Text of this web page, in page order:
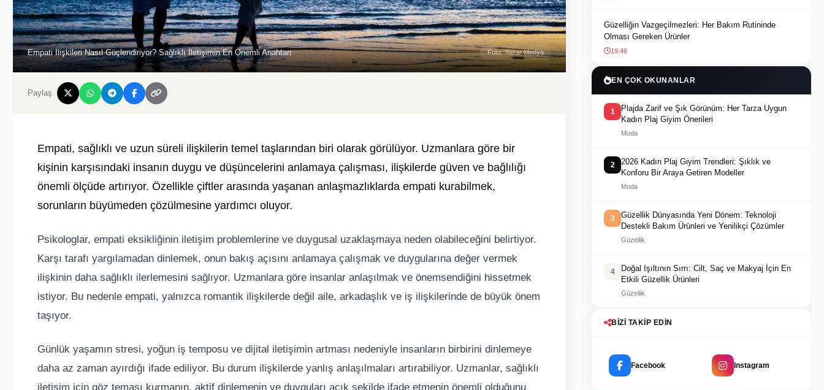
Empati İlişkileri Nasıl Güçlendiriyor? Sağlıklı İletişimin En Önemli Anahtarı Foto: Yazar Medya
Paylaş
Empati, sağlıklı ve uzun süreli ilişkilerin temel taşlarından biri olarak görülüyor. Uzmanlara göre bir
kişinin karşısındaki insanın duygu ve düşüncelerini anlamaya çalışması, ilişkilerde güven ve bağlılığı
önemli ölçüde artırıyor. Özellikle çiftler arasında yaşanan anlaşmazlıklarda empati kurabilmek,
sorunların büyümeden çözülmesine yardımcı oluyor.
Psikologlar, empati eksikliğinin iletişim problemlerine ve duygusal uzaklaşmaya neden olabileceğini belirtiyor.
Karşı tarafı yargılamadan dinlemek, onun bakış açısını anlamaya çalışmak ve duygularına değer vermek
ilişkinin daha sağlıklı ilerlemesini sağlıyor. Uzmanlara göre insanlar anlaşılmak ve önemsendiğini hissetmek
istiyor. Bu nedenle empati, yalnızca romantik ilişkilerde değil aile, arkadaşlık ve iş ilişkilerinde de büyük önem
taşıyor.
Günlük yaşamın stresi, yoğun iş temposu ve dijital iletişimin artması nedeniyle insanların birbirini dinlemeye
daha az zaman ayırdığı ifade ediliyor. Bu durum ilişkilerde yanlış anlaşılmaları artırabiliyor. Uzmanlar, sağlıklı
iletişim için göz teması kurmanın, aktif dinlemenin ve duyguları açık şekilde ifade etmenin önemli olduğunu
Güzelliğin Vazgeçilmezleri: Her Bakım Rutininde
Olması Gereken Ürünler
19:46
EN ÇOK OKUNANLAR
1
Plajda Zarif ve Şık Görünüm: Her Tarza Uygun
Kadın Plaj Giyim Önerileri
Moda
2
2026 Kadın Plaj Giyim Trendleri: Şıklık ve
Konforu Bir Araya Getiren Modeller
Moda
3
Güzellik Dünyasında Yeni Dönem: Teknoloji
Destekli Bakım Ürünleri ve Yenilikçi Çözümler
Güzellik
4
Doğal Işıltının Sırrı: Cilt, Saç ve Makyaj İçin En
Etkili Güzellik Ürünleri
Güzellik
BIZI TAKIP EDIN
Facebook Instagram